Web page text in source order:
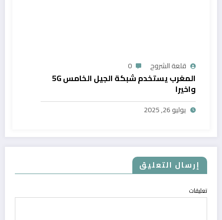
قلعة الشروح 0
المغرب يستخدم شبكة الجيل الخامس 5G
واخيرا
يوليو 26, 2025
إرسال التعليق
تعليقات